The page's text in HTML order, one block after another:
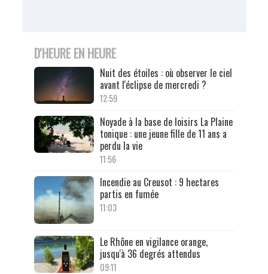
D'HEURE EN HEURE
Nuit des étoiles : où observer le ciel
avant l'éclipse de mercredi ?
12:59
Noyade à la base de loisirs La Plaine
tonique : une jeune fille de 11 ans a
perdu la vie
11:56
Incendie au Creusot : 9 hectares
partis en fumée
11:03
Le Rhône en vigilance orange,
jusqu'à 36 degrés attendus
09:11